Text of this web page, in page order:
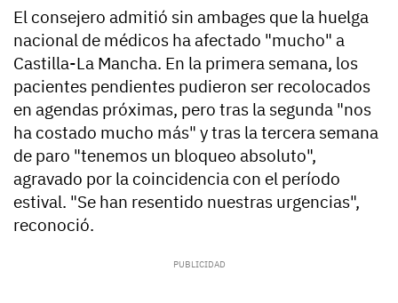
El consejero admitió sin ambages que la huelga
nacional de médicos ha afectado "mucho" a
Castilla-La Mancha. En la primera semana, los
pacientes pendientes pudieron ser recolocados
en agendas próximas, pero tras la segunda "nos
ha costado mucho más" y tras la tercera semana
de paro "tenemos un bloqueo absoluto",
agravado por la coincidencia con el período
estival. "Se han resentido nuestras urgencias",
reconoció.